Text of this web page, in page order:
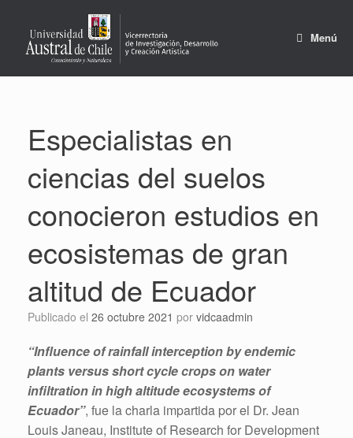
contenido
Menú
Especialistas en
ciencias del suelos
conocieron estudios en
ecosistemas de gran
altitud de Ecuador
Publicado el 26 octubre 2021 por vidcaadmin
“Influence of rainfall interception by endemic
plants versus short cycle crops on water
infiltration in high altitude ecosystems of
Ecuador”, fue la charla impartida por el Dr. Jean
Louis Janeau, Institute of Research for Development